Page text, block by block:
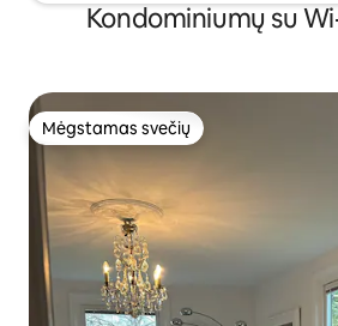
Kondominiumų su
Mėgstamas svečių
Mėgstamas svečių